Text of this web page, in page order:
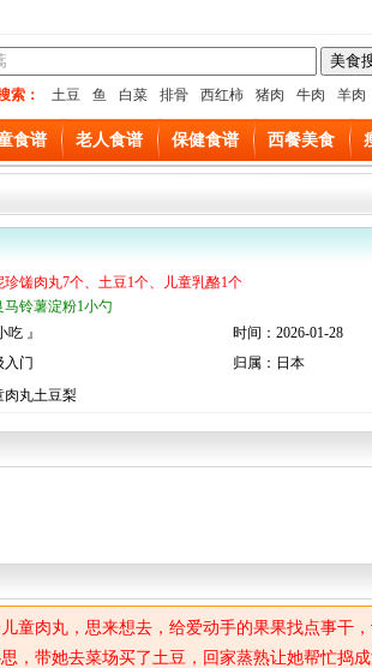
索： 土豆 鱼 白菜 排骨 西红柿 猪肉 牛肉 羊肉
食谱 老人食谱 保健食谱 西餐美食
珍馐肉丸7个、土豆1个、儿童乳酪1个
马铃薯淀粉1小勺
』
时间：2026-01-28
入门
归属：日本
肉丸土豆梨
童肉丸，思来想去，给爱动手的果果找点事干
，带她去菜场买了土豆，回家蒸熟让她帮忙捣